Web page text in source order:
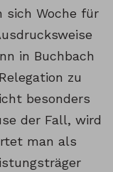
sich Woche für
in Buchbach
zu
besonders
der Fall, wird
man als